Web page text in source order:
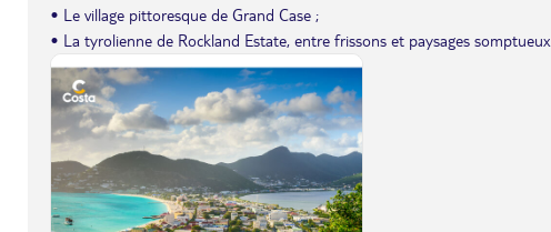
• Le village pittoresque de Grand Case ;
• La tyrolienne de Rockland Estate, entre frissons et paysages somptueux.